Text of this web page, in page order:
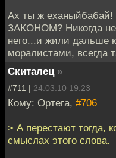
Ах ты ж еханыйбабай!
ЗАКОНОМ? Никогда
него...и жили дальше
моралистами, всегда
Скиталец »
#711 | 24.03.10 19:23
Кому: Ортега, #706
> А перестают тогда,
смыслах этого слова.